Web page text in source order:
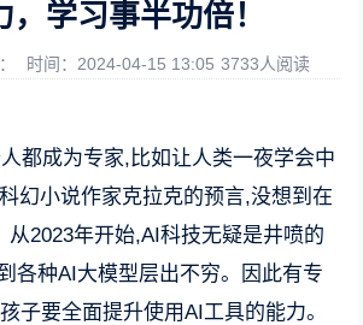
，学习事半功倍！
时间：2024-04-15 13:05 3733人阅读
都成为专家,比如让人类一夜学会中
幻小说作家克拉克的预言,没想到在
从2023年开始,AI科技无疑是井喷的
各种AI大模型层出不穷。因此有专
子要全面提升使用AI工具的能力。